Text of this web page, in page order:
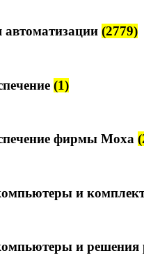
автоматизации (2779)
(1)
фирмы Moxa
и
и решения